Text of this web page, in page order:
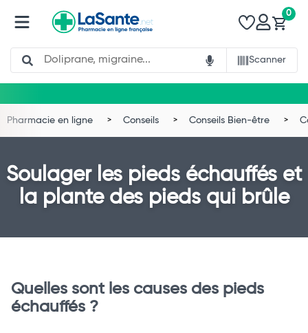
Search
Scanner
0
Pharmacie en ligne Conseils Conseils Bien-être
Soulager les pieds échauffés et
la plante des pieds qui brûle
Quelles sont les causes des pieds
échauffés ?